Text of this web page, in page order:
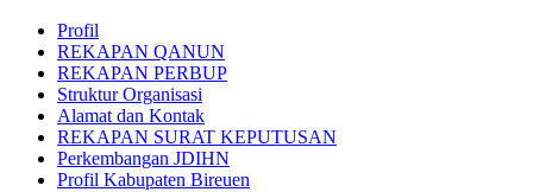
Profil
REKAPAN QANUN
REKAPAN PERBUP
Struktur Organisasi
Alamat dan Kontak
REKAPAN SURAT KEPUTUSAN
Perkembangan JDIHN
Profil Kabupaten Bireuen